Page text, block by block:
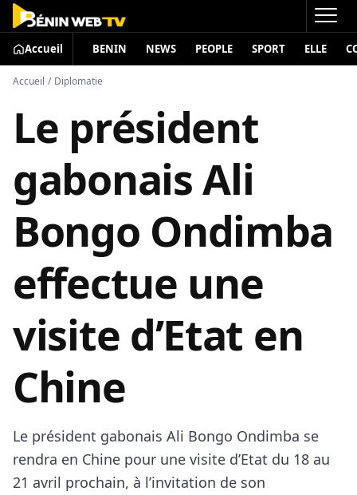
Accueil BENIN NEWS PEOPLE SPORT ELLE
Accueil / Diplomatie
Le président
gabonais Ali
Bongo Ondimba
effectue une
visite d’Etat en
Chine
Le président gabonais Ali Bongo Ondimba se
rendra en Chine pour une visite d’Etat du 18 au
21 avril prochain, à l’invitation de son